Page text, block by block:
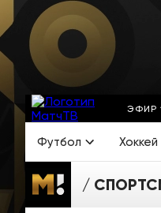
ЭФИР
Футбол Хоккей